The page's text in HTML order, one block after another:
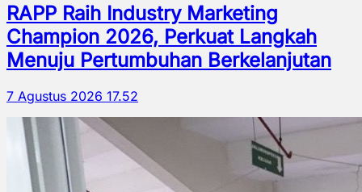
RAPP Raih Industry Marketing
Champion 2026, Perkuat Langkah
Menuju Pertumbuhan Berkelanjutan
7 Agustus 2026 17.52